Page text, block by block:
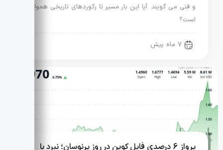
و فنی می گویند. آیا این بار مسیر تا رکوردهای تاریخی هموار
است؟
7 ماه پیش
پرواز 6 درصدی فایل کوین در روز پرنوسان؛ نبرد با